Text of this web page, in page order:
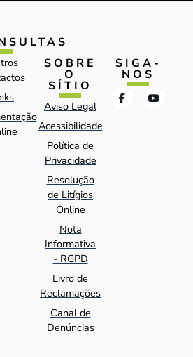
SOBRE
O
SÍTIO
Aviso Legal
Acessibilidade
Política de
Privacidade
Resolução
de Litígios
Online
Nota
Informativa
- RGPD
Livro de
Reclamações
Canal de
Denúncias
SIGA-
NOS